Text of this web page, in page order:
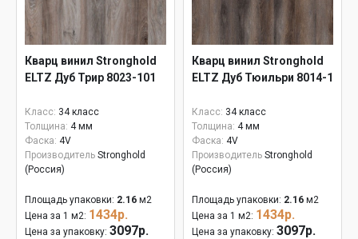
Кварц винил Stronghold
ELTZ Дуб Трир 8023-101
Класс: 34 класс
Толщина: 4 мм
Фаска: 4V
Производитель Stronghold
(Россия)
Площадь упаковки: 2.16 м2
Цена за 1 м2: 1434р.
Цена за упаковку: 3097р.
Кварц винил Stronghold
ELTZ Дуб Тюильри 8014-1
Класс: 34 класс
Толщина: 4 мм
Фаска: 4V
Производитель Stronghold
(Россия)
Площадь упаковки: 2.16 м2
Цена за 1 м2: 1434р.
Цена за упаковку: 3097р.